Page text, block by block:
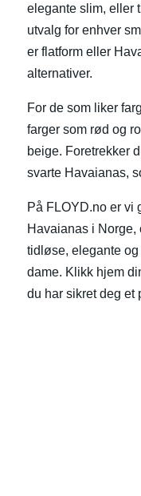
elegante slim, eller
utvalg for enhver
er flatform eller
alternativer.
For de som liker
farger som rød og
beige. Foretrekker
svarte Havaianas,
På FLOYD.no er vi
Havaianas i Norge,
tidløse, elegante
dame. Klikk hjem
du har sikret deg et